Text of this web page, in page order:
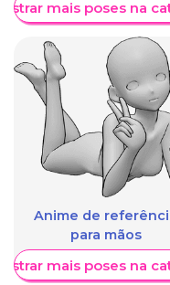
mais poses na
Anime de
para mãos
mais poses na